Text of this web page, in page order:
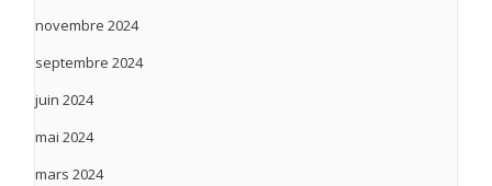
novembre 2024
septembre 2024
juin 2024
mai 2024
mars 2024